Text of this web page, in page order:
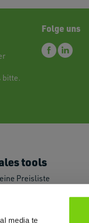
media te
bitte.
Folge uns
tools
Preisliste